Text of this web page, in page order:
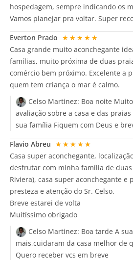
hospedagem, sempre indicando os
Vamos planejar pra voltar. Super
Everton Prado ★★★★★
Casa grande muito aconchegante
famílias, muito próxima de duas
comércio bem próximo. Excelente a
quem tem criança o mar é calmo.
Celso Martinez: Boa noite
avaliação sobre a casa e das
sua família Fiquem com Deus e
Flavio Abreu ★★★★★
Casa super aconchegante,
desfrutar com minha família de
Riviera), casa super aconchegante e
presteza e atenção do Sr. Celso.
Breve estarei de volta
Muitíssimo obrigado
Celso Martinez: Boa tarde A
mais,cuidaram da casa melhor de
Quero receber vcs em breve